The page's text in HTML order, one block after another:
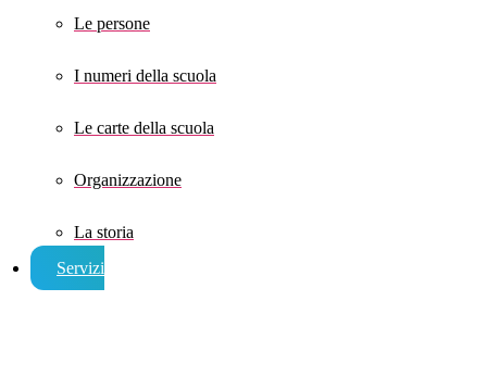
Le persone
I numeri della scuola
Le carte della scuola
Organizzazione
La storia
Servizi